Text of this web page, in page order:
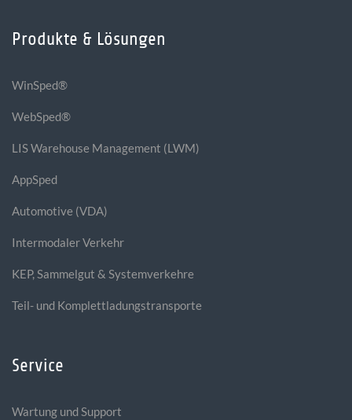
Produkte & Lösungen
WinSped®
WebSped®
LIS Warehouse Management (LWM)
AppSped
Automotive (VDA)
Intermodaler Verkehr
KEP, Sammelgut & Systemverkehre
Teil- und Komplettladungstransporte
Service
Wartung und Support